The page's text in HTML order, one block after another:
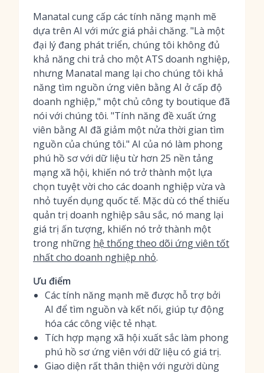
Manatal cung cấp các tính năng mạnh mẽ
dựa trên AI với mức giá phải chăng. "Là một
đại lý đang phát triển, chúng tôi không đủ
khả năng chi trả cho một ATS doanh nghiệp,
nhưng Manatal mang lại cho chúng tôi khả
năng tìm nguồn ứng viên bằng AI ở cấp độ
doanh nghiệp," một chủ công ty boutique đã
nói với chúng tôi. "Tính năng đề xuất ứng
viên bằng AI đã giảm một nửa thời gian tìm
nguồn của chúng tôi." AI của nó làm phong
phú hồ sơ với dữ liệu từ hơn 25 nền tảng
mạng xã hội, khiến nó trở thành một lựa
chọn tuyệt vời cho các doanh nghiệp vừa và
nhỏ tuyển dụng quốc tế. Mặc dù có thể thiếu
quản trị doanh nghiệp sâu sắc, nó mang lại
giá trị ấn tượng, khiến nó trở thành một
trong những hệ thống theo dõi ứng viên tốt
nhất cho doanh nghiệp nhỏ.
Ưu điểm
Các tính năng mạnh mẽ được hỗ trợ bởi
AI để tìm nguồn và kết nối, giúp tự động
hóa các công việc tẻ nhạt.
Tích hợp mạng xã hội xuất sắc làm phong
phú hồ sơ ứng viên với dữ liệu có giá trị.
Giao diện rất thân thiện với người dùng